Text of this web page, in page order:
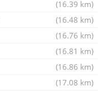
(16.39 km)
(16.48 km)
(16.76 km)
(16.81 km)
(16.86 km)
(17.08 km)